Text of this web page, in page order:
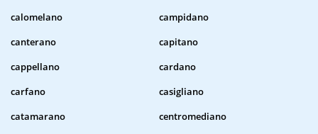
calomelano
campidano
canterano
capitano
cappellano
cardano
carfano
casigliano
catamarano
centromediano